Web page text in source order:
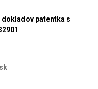
dokladov patentka s